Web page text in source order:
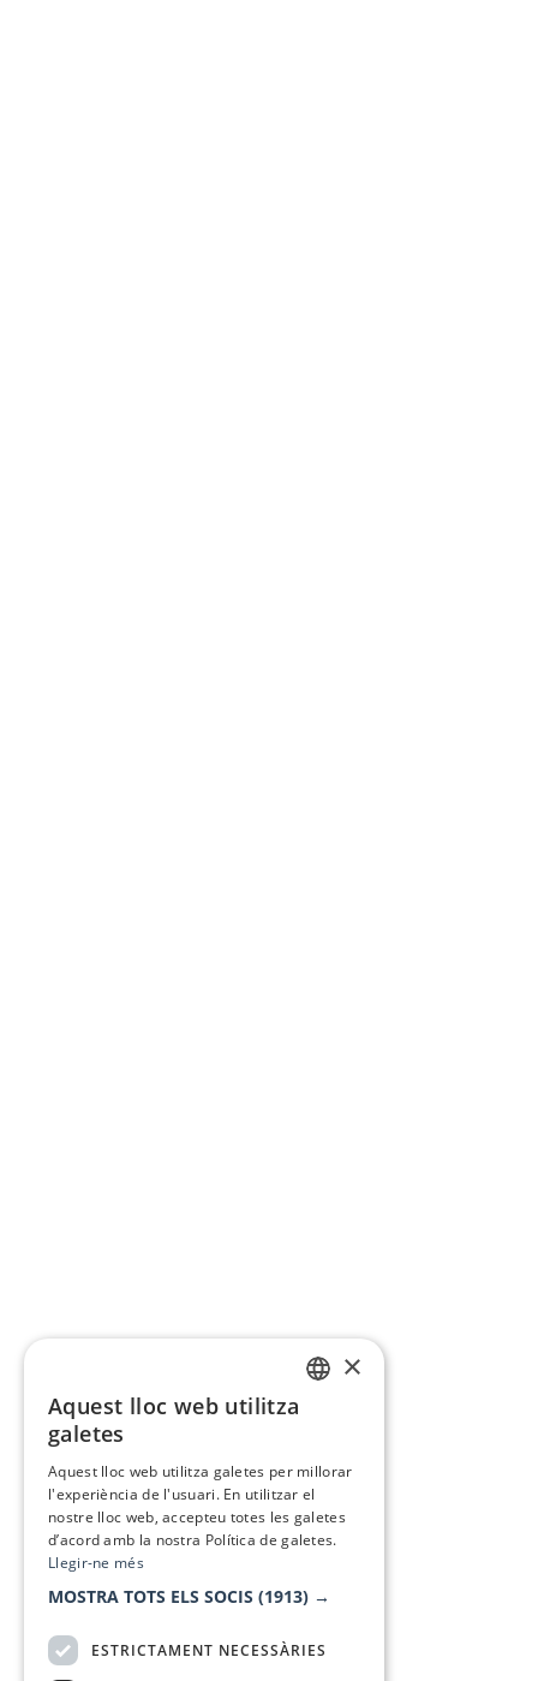
×
Aquest lloc web utilitza
galetes
Aquest lloc web utilitza galetes per millorar
l'experiència de l'usuari. En utilitzar el
nostre lloc web, accepteu totes les galetes
d’acord amb la nostra Política de galetes.
Llegir-ne més
MOSTRA TOTS ELS SOCIS (1913) →
ESTRICTAMENT NECESSÀRIES